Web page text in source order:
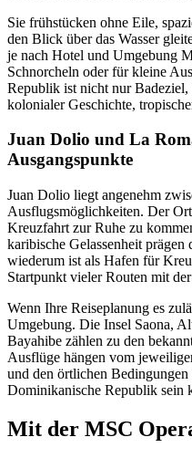
Sie frühstücken ohne Eile,
den Blick über das Wasser
je nach Hotel und Umgebung
Schnorcheln oder für kleine
Republik ist nicht nur
kolonialer Geschichte,
Juan Dolio und La
Ausgangspunkte
Juan Dolio liegt angenehm
Ausflugsmöglichkeiten. Der
Kreuzfahrt zur Ruhe zu
karibische Gelassenheit
wiederum ist als Hafen für
Startpunkt vieler Routen mit
Wenn Ihre Reiseplanung es
Umgebung. Die Insel Saona,
Bayahibe zählen zu den
Ausflüge hängen vom
und den örtlichen
Dominikanische Republik sein
Mit der MSC